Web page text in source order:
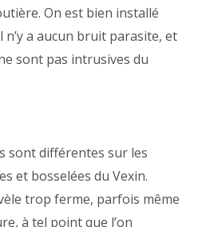
On est bien installé
a aucun bruit parasite, et
sont pas intrusives du
sont différentes sur les
et bosselées du Vexin.
trop ferme, parfois même
à tel point que l’on